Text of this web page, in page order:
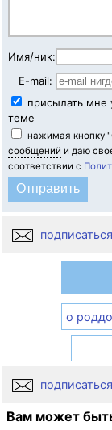
Имя/ник:
E-mail:
присылать мне
теме
нажимая кнопку
сообщений и даю
соответствии с
о
Вам может